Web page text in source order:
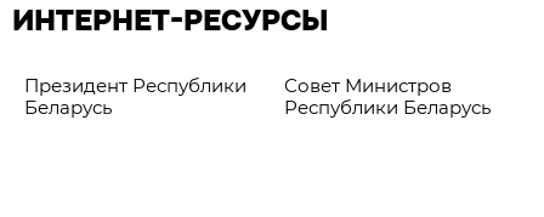
ИНТЕРНЕТ-РЕСУРСЫ
Президент Республики
Беларусь
Совет Министров
Республики Беларусь